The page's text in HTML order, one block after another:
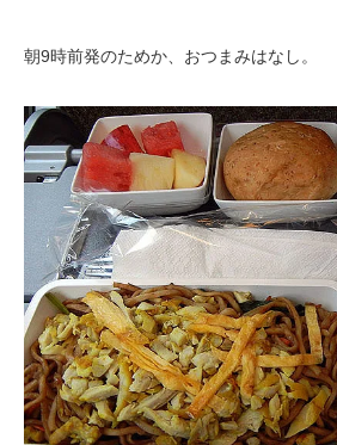
朝9時前発のためか、おつまみはなし。